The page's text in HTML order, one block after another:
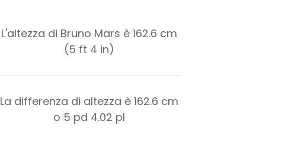
L'altezza di Bruno Mars è 162.6 cm
(5 ft 4 in)
La differenza di altezza è 162.6 cm
o 5 pd 4.02 pl